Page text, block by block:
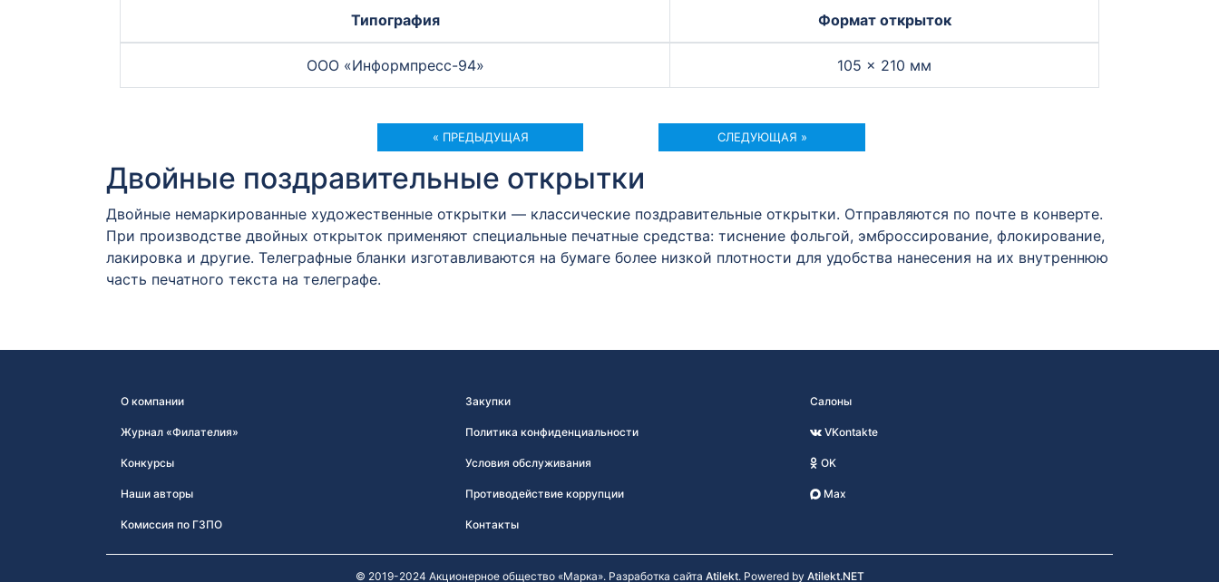
Типография Формат открыток
ООО «Информпресс-94» 105 × 210 мм
« ПРЕДЫДУЩАЯ СЛЕДУЮЩАЯ »
Двойные поздравительные открытки
Двойные немаркированные художественные открытки — классические поздравительные открытки. Отправляются по почте в конверте.
При производстве двойных открыток применяют специальные печатные средства: тиснение фольгой, эмброссирование, флокирование,
лакировка и другие. Телеграфные бланки изготавливаются на бумаге более низкой плотности для удобства нанесения на их внутреннюю
часть печатного текста на телеграфе.
О компании
Журнал «Филателия»
Конкурсы
Наши авторы
Комиссия по ГЗПО
Закупки
Политика конфиденциальности
Условия обслуживания
Противодействие коррупции
Контакты
Салоны
VKontakte
OK
Max
© 2019-2024 Акционерное общество «Марка». Разработка сайта Atilekt. Powered by Atilekt.NET